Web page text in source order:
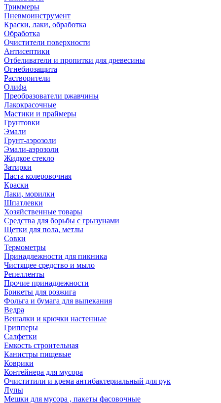
Триммеры
Пневмоинструмент
Краски, лаки, обработка
Обработка
Очистители поверхности
Антисептики
Отбеливатели и пропитки для древесины
Огнебиозащита
Растворители
Олифа
Преобразователи ржавчины
Лакокрасочные
Мастики и праймеры
Грунтовки
Эмали
Грунт-аэрозоли
Эмали-аэрозоли
Жидкое стекло
Затирки
Паста колеровочная
Краски
Лаки, морилки
Шпатлевки
Хозяйственные товары
Средства для борьбы с грызунами
Щетки для пола, метлы
Совки
Термометры
Принадлежности для пикника
Чистящее средство и мыло
Репелленты
Прочие принадлежности
Брикеты для розжига
Фольга и бумага для выпекания
Ведра
Вешалки и крючки настенные
Грипперы
Салфетки
Емкость строительная
Канистры пищевые
Коврики
Контейнера для мусора
Очиститили и крема антибактериальный для рук
Лупы
Мешки для мусора , пакеты фасовочные